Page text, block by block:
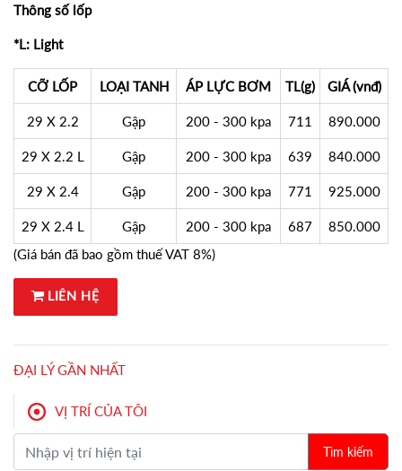
Thông số lốp
*L: Light
CỠ LỐP LOẠI TANH ÁP LỰC BƠM TL(g) GIÁ (vnđ)
29 X 2.2 Gập 200 - 300 kpa 711 890.000
29 X 2.2 L Gập 200 - 300 kpa 639 840.000
29 X 2.4 Gập 200 - 300 kpa 771 925.000
29 X 2.4 L Gập 200 - 300 kpa 687
850.000
(Giá bán đã bao gồm thuế VAT 8%)
LIÊN HỆ
ĐẠI LÝ GẦN NHẤT
VỊ TRÍ CỦA TÔI
Tìm kiếm